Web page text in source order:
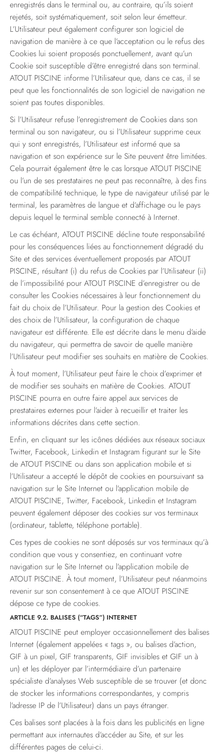
enregistrés dans le terminal ou, au contraire, qu’ils soient
rejetés, soit systématiquement, soit selon leur émetteur.
L’Utilisateur peut également configurer son logiciel de
navigation de manière à ce que l’acceptation ou le refus des
Cookies lui soient proposés ponctuellement, avant qu’un
Cookie soit susceptible d’être enregistré dans son terminal.
ATOUT PISCINE informe l’Utilisateur que, dans ce cas, il se
peut que les fonctionnalités de son logiciel de navigation ne
soient pas toutes disponibles.
Si l’Utilisateur refuse l’enregistrement de Cookies dans son
terminal ou son navigateur, ou si l’Utilisateur supprime ceux
qui y sont enregistrés, l’Utilisateur est informé que sa
navigation et son expérience sur le Site peuvent être limitées.
Cela pourrait également être le cas lorsque ATOUT PISCINE
ou l’un de ses prestataires ne peut pas reconnaître, à des fins
de compatibilité technique, le type de navigateur utilisé par le
terminal, les paramètres de langue et d’affichage ou le pays
depuis lequel le terminal semble connecté à Internet.
Le cas échéant, ATOUT PISCINE décline toute responsabilité
pour les conséquences liées au fonctionnement dégradé du
Site et des services éventuellement proposés par ATOUT
PISCINE, résultant (i) du refus de Cookies par l’Utilisateur (ii)
de l’impossibilité pour ATOUT PISCINE d’enregistrer ou de
consulter les Cookies nécessaires à leur fonctionnement du
fait du choix de l’Utilisateur. Pour la gestion des Cookies et
des choix de l’Utilisateur, la configuration de chaque
navigateur est différente. Elle est décrite dans le menu d’aide
du navigateur, qui permettra de savoir de quelle manière
l’Utilisateur peut modifier ses souhaits en matière de Cookies.
À tout moment, l’Utilisateur peut faire le choix d’exprimer et
de modifier ses souhaits en matière de Cookies. ATOUT
PISCINE pourra en outre faire appel aux services de
prestataires externes pour l’aider à recueillir et traiter les
informations décrites dans cette section.
Enfin, en cliquant sur les icônes dédiées aux réseaux sociaux
Twitter, Facebook, Linkedin et Instagram figurant sur le Site
de ATOUT PISCINE ou dans son application mobile et si
l’Utilisateur a accepté le dépôt de cookies en poursuivant sa
navigation sur le Site Internet ou l’application mobile de
ATOUT PISCINE, Twitter, Facebook, Linkedin et Instagram
peuvent également déposer des cookies sur vos terminaux
(ordinateur, tablette, téléphone portable).
Ces types de cookies ne sont déposés sur vos terminaux qu’à
condition que vous y consentiez, en continuant votre
navigation sur le Site Internet ou l’application mobile de
ATOUT PISCINE. À tout moment, l’Utilisateur peut néanmoins
revenir sur son consentement à ce que ATOUT PISCINE
dépose ce type de cookies.
ARTICLE 9.2. BALISES (“TAGS”) INTERNET
ATOUT PISCINE peut employer occasionnellement des balises
Internet (également appelées « tags », ou balises d’action,
GIF à un pixel, GIF transparents, GIF invisibles et GIF un à
un) et les déployer par l’intermédiaire d’un partenaire
spécialiste d’analyses Web susceptible de se trouver (et donc
de stocker les informations correspondantes, y compris
l’adresse IP de l’Utilisateur) dans un pays étranger.
Ces balises sont placées à la fois dans les publicités en ligne
permettant aux internautes d’accéder au Site, et sur les
différentes pages de celui-ci.